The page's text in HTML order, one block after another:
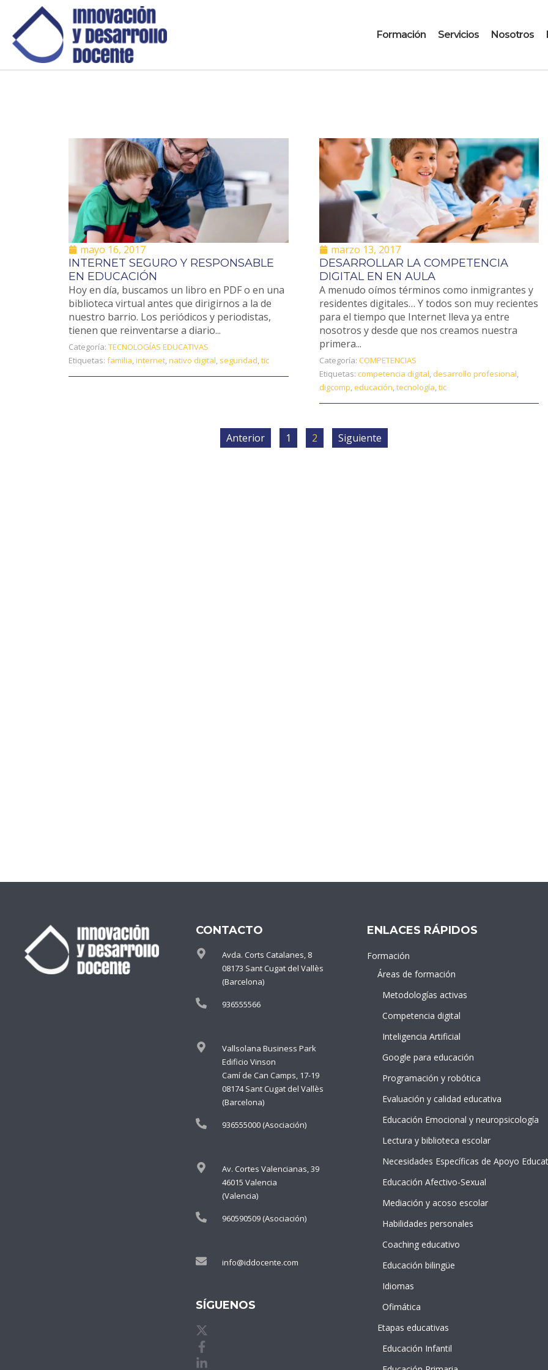
Formación Servicios Nosotros
mayo 16, 2017
INTERNET SEGURO Y RESPONSABLE
EN EDUCACIÓN
Hoy en día, buscamos un libro en PDF o en una
biblioteca virtual antes que dirigirnos a la de
nuestro barrio. Los periódicos y periodistas,
tienen que reinventarse a diario...
Categoría: TECNOLOGÍAS EDUCATIVAS
Etiquetas: familia,internet,nativo digital, seguridad,tic
marzo 13, 2017
DESARROLLAR LA COMPETENCIA
DIGITAL EN EN AULA
A menudo oímos términos como inmigrantes y
residentes digitales… Y todos son muy recientes
para el tiempo que Internet lleva ya entre
nosotros y desde que nos creamos nuestra
primera...
Categoría: COMPETENCIAS
Etiquetas: competencia digital, desarrollo profesional,
digcomp,educación,tecnología,tic
Anterior 1 2 Siguiente
CONTACTO
Avda. Corts Catalanes, 8
08173 Sant Cugat del Vallès
(Barcelona)
936555566
Vallsolana Business Park
Edificio Vinson
Camí de Can Camps, 17-19
08174 Sant Cugat del Vallès
(Barcelona)
936555000 (Asociación)
Av. Cortes Valencianas, 39
46015 Valencia
(Valencia)
960590509 (Asociación)
info@iddocente.com
SÍGUENOS
ENLACES RÁPIDOS
Formación
Áreas de formación
Metodologías activas
Competencia digital
Inteligencia Artificial
Google para educación
Programación y robótica
Evaluación y calidad educativa
Educación Emocional y neuropsicología
Lectura y biblioteca escolar
Necesidades Específicas de Apoyo
Educación Afectivo-Sexual
Mediación y acoso escolar
Habilidades personales
Coaching educativo
Educación bilingüe
Idiomas
Ofimática
Etapas educativas
Educación Infantil